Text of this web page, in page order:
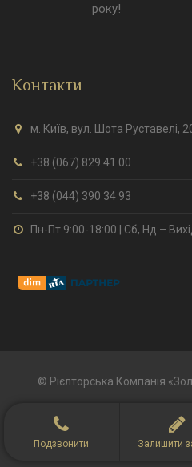
Подзвонити Залишити
року!
Контакти
м. Київ, вул. Шота Руставелі,
+38 (067) 829 41 00
+38 (044) 390 34 93
Пн-Пт 9:00-18:00 | Сб, Нд –
© Рієлторська Компанія